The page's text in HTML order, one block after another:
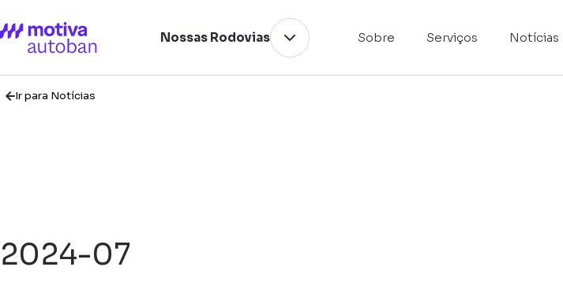
Nossas Rodovias Sobre Serviços Notícias
Ir para Notícias
2024-07